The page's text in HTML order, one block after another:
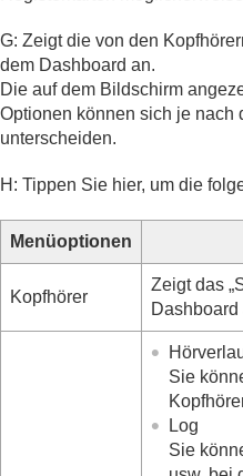
G: Zeigt die von den
dem Dashboard an.
Die auf dem Bildschirm
Optionen können sich je nach
unterscheiden.
H: Tippen Sie hier, um die
Menüoptionen
Kopfhörer
Zeigt das „
Dashboard
Sie
Log
Sie